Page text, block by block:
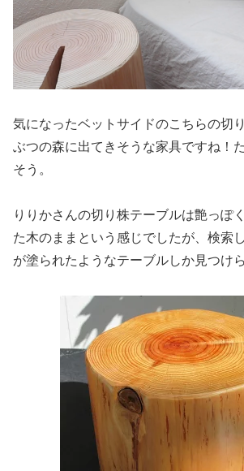
気になったベットサイドのこちらの切
ぶつの森に出てきそうな家具ですね！
そう。
りりかさんの切り株テーブルは艶っぽ
た木のままという感じでしたが、検索
が塗られたようなテーブルしか見つけ